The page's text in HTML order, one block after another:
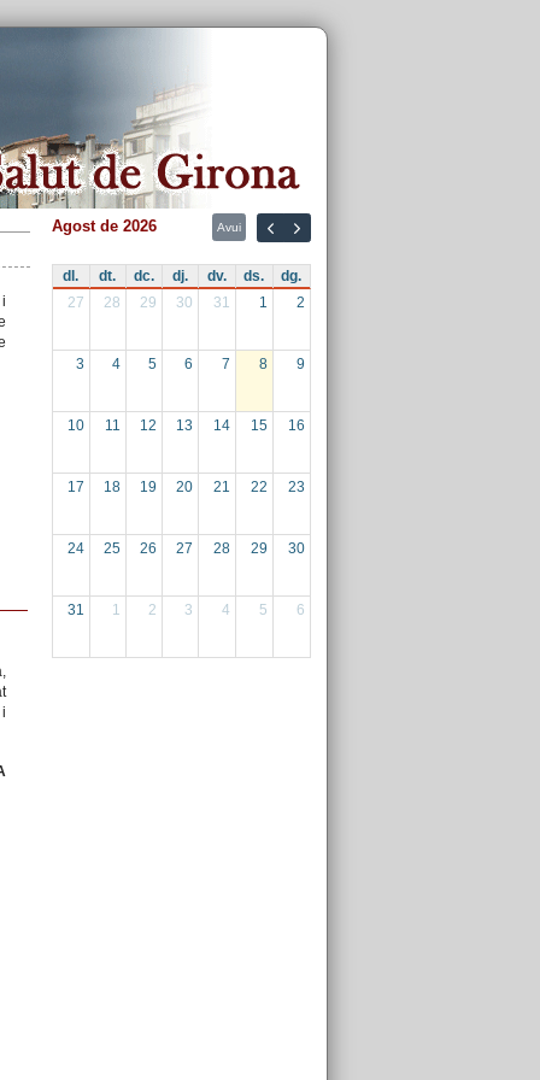
agost de 2026 Avui
dl. dt. dc. dj. dv. ds.
dg.
27
28 29 30 31 1 2
3 4 5 6 7 8 9
10 11 12 13 14 15 16
17 18 19 20 21 22 23
24 25 26 27 28 29 30
31 1 2 3 4 5 6